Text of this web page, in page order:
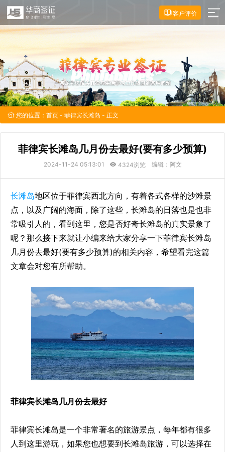
客户评价
您的位置： 首页 - 菲律宾长滩岛 - 正文
菲律宾长滩岛几月份去最好(要有多少预算)
2024-11-24 05:13:01 4324浏览 编辑：阿文
长滩岛地区位于菲律宾西北方向，有着各式各样的沙滩景
点，以及广阔的海面，除了这些，长滩岛的日落也是也非
常吸引人的，看到这里，您是否好奇长滩岛的真实景象了
呢？那么接下来就让小编来给大家分享一下菲律宾长滩岛
几月份去最好(要有多少预算)的相关内容，希望看完这篇
文章会对您有所帮助。
菲律宾长滩岛几月份去最好
菲律宾长滩岛是一个非常著名的旅游景点，每年都有很多
人到这里游玩，如果您也想要到长滩岛旅游，可以选择在